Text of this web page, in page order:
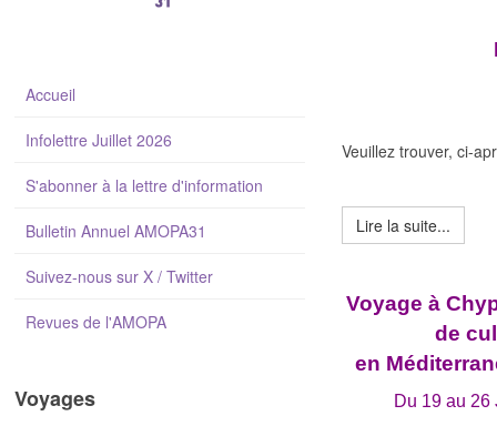
Veuillez trouver, ci-
Lire la suite...
Voyage à
de
en
Du 19 au 26
Accueil
Infolettre Juillet 2026
S'abonner à la lettre d'information
Bulletin Annuel AMOPA31
Suivez-nous sur X / Twitter
Revues de l'AMOPA
Voyages